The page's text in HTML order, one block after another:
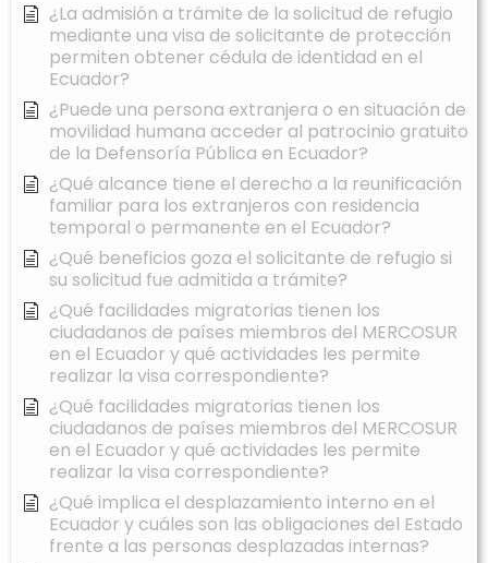
¿La admisión a trámite de la solicitud de refugio
mediante una visa de solicitante de protección
permiten obtener cédula de identidad en el
Ecuador?
¿Puede una persona extranjera o en situación de
movilidad humana acceder al patrocinio gratuito
de la Defensoría Pública en Ecuador?
¿Qué alcance tiene el derecho a la reunificación
familiar para los extranjeros con residencia
temporal o permanente en el Ecuador?
¿Qué beneficios goza el solicitante de refugio si
su solicitud fue admitida a trámite?
¿Qué facilidades migratorias tienen los
ciudadanos de países miembros del MERCOSUR
en el Ecuador y qué actividades les permite
realizar la visa correspondiente?
¿Qué facilidades migratorias tienen los
ciudadanos de países miembros del MERCOSUR
en el Ecuador y qué actividades les permite
realizar la visa correspondiente?
¿Qué implica el desplazamiento interno en el
Ecuador y cuáles son las obligaciones del Estado
frente a las personas desplazadas internas?